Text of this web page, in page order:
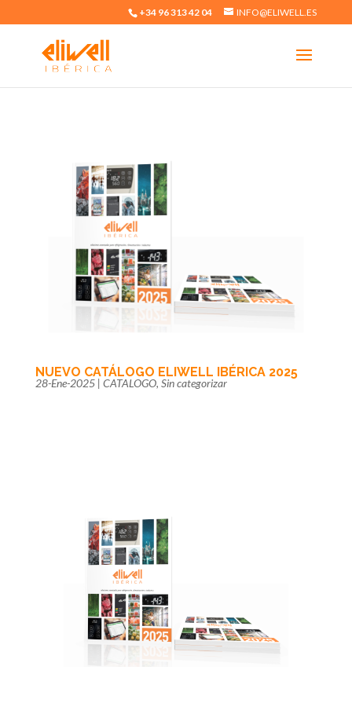
+34 96 313 42 04 INFO@ELIWELL.ES
NUEVO CATÁLOGO ELIWELL IBÉRICA 2025
28-Ene-2025| CATALOGO, Sin categorizar